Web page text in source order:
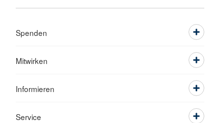
Spenden
Mitwirken
Informieren
Service